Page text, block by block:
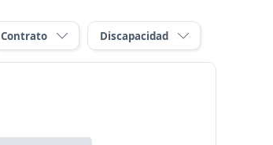
Contrato Discapacidad